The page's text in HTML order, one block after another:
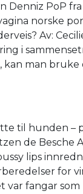
PoP
norske
Av:
i
man
til hunden –
de Besche
lips
for
var fangar